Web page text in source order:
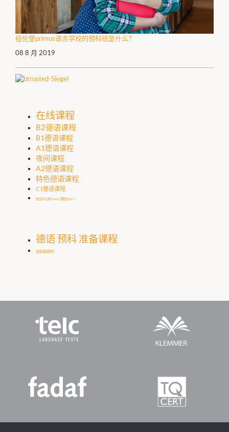
纽伦堡primus语言学校的预科班是什么？
08 8 月 2019
在线课程
B2德语课程
B1德语课程
A1德语课程
夜间课程
A2德语课程
特色德语课程
C1德语课程
就业中心和 AVGS 课程 B2/C1
德语 预科 准备课程
准备课程数学